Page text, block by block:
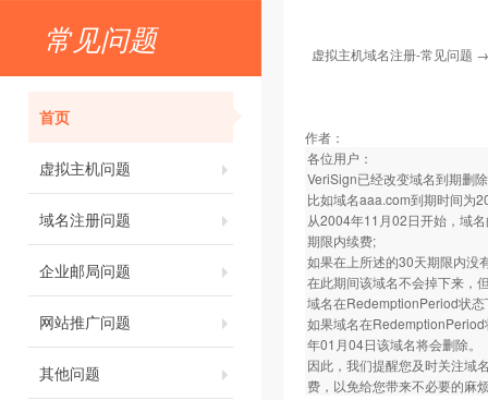
常见问题
首页
虚拟主机问题
域名注册问题
企业邮局问题
网站推广问题
其他问题
虚拟主机域名注册-常见问题
作者：
各位用户：
VeriSign已经改变域名到期删
比如域名aaa.com到期时间为
从2004年11月02日开始，域
期限内续费;
如果在上所述的30天期限内没
在此期间该域名不会掉下来，
域名在RedemptionPeriod状
如果域名在
年01月04日该域名将会删除。
因此，我们提醒您及时关注域
费，以免给您带来不必要的麻